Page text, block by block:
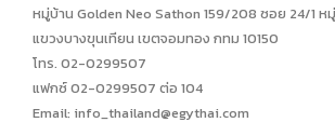
หมู่บ้าน Golden Neo Sathon 159/208 ซอย 24/1 ห
แขวงบางขุนเทียน เขตจอมทอง กทม 10150
โทร. 02-0299507
แฟกซ์ 02-0299507 ต่อ 104
Email: info_thailand@egythai.com